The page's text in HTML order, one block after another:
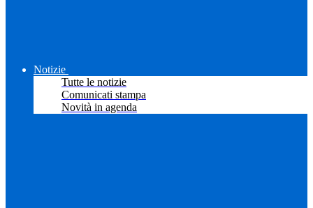
Notizie
Tutte le notizie
Comunicati stampa
Novità in agenda